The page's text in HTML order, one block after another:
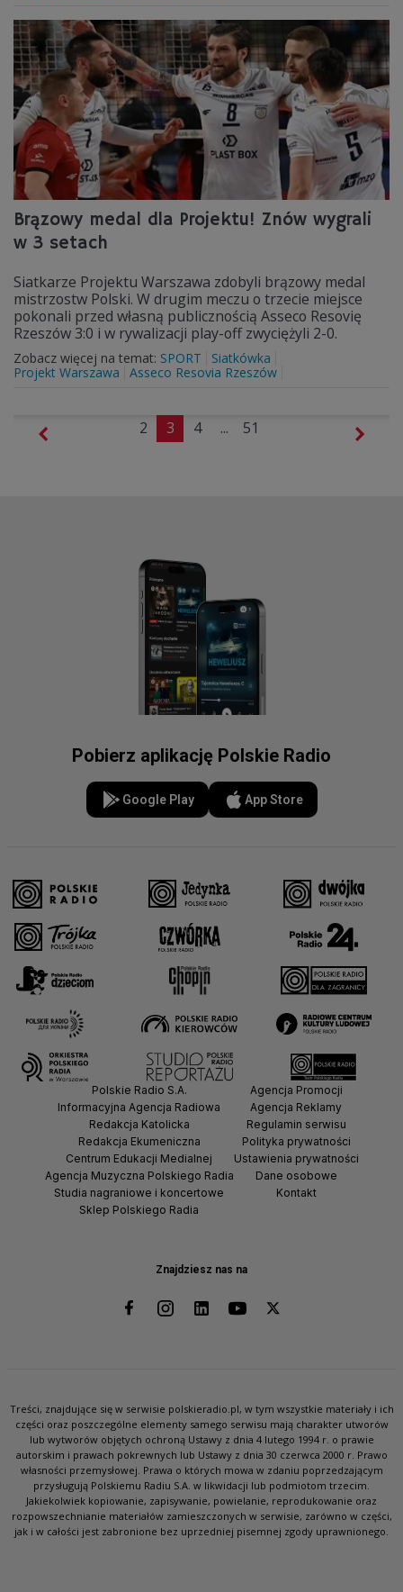
Brązowy medal dla Projektu! Znów wygrali
w 3 setach
Siatkarze Projektu Warszawa zdobyli brązowy medal
mistrzostw Polski. W drugim meczu o trzecie miejsce
pokonali przed własną publicznością Asseco Resovię
Rzeszów 3:0 i w rywalizacji play-off zwyciężyli 2-0.
Zobacz więcej na temat: SPORT
Siatkówka
Projekt Warszawa
Asseco Resovia Rzeszów
2 3 4 ... 51
Pobierz aplikację Polskie Radio
Google Play App Store
Znajdziesz nas na
Polskie Radio S.A.
Informacyjna Agencja Radiowa
Redakcja Katolicka
Redakcja Ekumeniczna
Centrum Edukacji Medialnej
Agencja Muzyczna Polskiego Radia
Studia nagraniowe i koncertowe
Sklep Polskiego Radia
Agencja Promocji
Agencja Reklamy
Regulamin serwisu
Polityka prywatności
Ustawienia prywatności
Dane osobowe
Kontakt
Treści, znajdujące się w serwisie polskieradio.pl, w tym wszystkie materiały i ich
części oraz poszczególne elementy samego serwisu mają charakter utworów
lub wytworów objętych ochroną Ustawy z dnia 4 lutego 1994 r. o prawie
autorskim i prawach pokrewnych lub Ustawy z dnia 30 czerwca 2000 r. Prawo
własności przemysłowej. Prawa o których mowa w zdaniu poprzedzającym
przysługują Polskiemu Radiu S.A. w likwidacji lub podmiotom trzecim.
Jakiekolwiek kopiowanie, zapisywanie, powielanie, reprodukowanie oraz
rozpowszechnianie materiałów zamieszczonych w serwisie, zarówno w części,
jak i w całości jest zabronione bez uprzedniej pisemnej zgody uprawnionego.